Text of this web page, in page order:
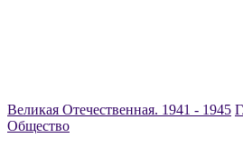
Великая Отечественная. 1941 - 1945
Общество